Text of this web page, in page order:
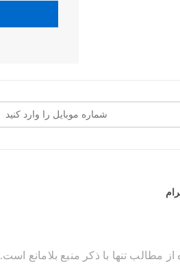
تنها با ذکر منبع بلامانع است.